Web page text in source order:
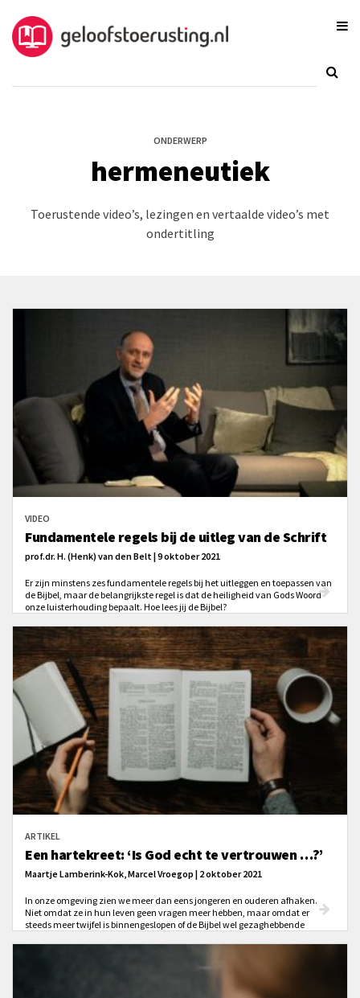
ONDERWERP
hermeneutiek
Toerustende video’s, lezingen en vertaalde video’s met
ondertitling
VIDEO
Fundamentele regels bij de uitleg van de Schrift
prof.dr. H. (Henk) van den Belt | 9 oktober 2021
Er zijn minstens zes fundamentele regels bij het uitleggen en toepassen van
de Bijbel, maar de belangrijkste regel is dat de heiligheid van Gods Woord
onze luisterhouding bepaalt. Hoe lees jij de Bijbel?
ARTIKEL
Een hartekreet: ‘Is God echt te vertrouwen …?’
Maartje Lamberink-Kok, Marcel Vroegop | 2 oktober 2021
In onze omgeving zien we meer dan eens jongeren en ouderen afhaken.
Niet omdat ze in hun leven geen vragen meer hebben, maar omdat er
steeds meer twijfel is binnengeslopen of de Bijbel wel gezaghebbende